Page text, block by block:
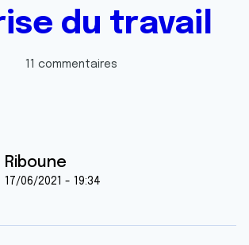
du travail
11 commentaires
Riboune
17/06/2021 - 19:34